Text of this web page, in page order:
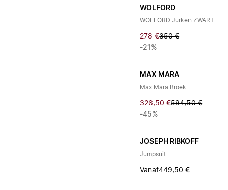
WOLFORD
WOLFORD Jurken ZWART
278 €350 €
-21%
MAX MARA
Max Mara Broek
326,50 €594,50 €
-45%
JOSEPH RIBKOFF
Jumpsuit
Vanaf449,50 €